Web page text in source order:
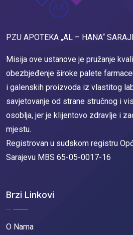
PZU APOTEKA „AL – HANA“
Misija ove ustanove je pružanje
obezbjeđenje široke palete
i galenskih proizvoda iz vlastitog
savjetovanje od strane stručnog i
osoblja, jer je klijentovo zdravlje i
mjestu.
Registrovan u sudskom registru
Sarajevu MBS 65-05-0017-16
Brzi Linkovi
O Nama